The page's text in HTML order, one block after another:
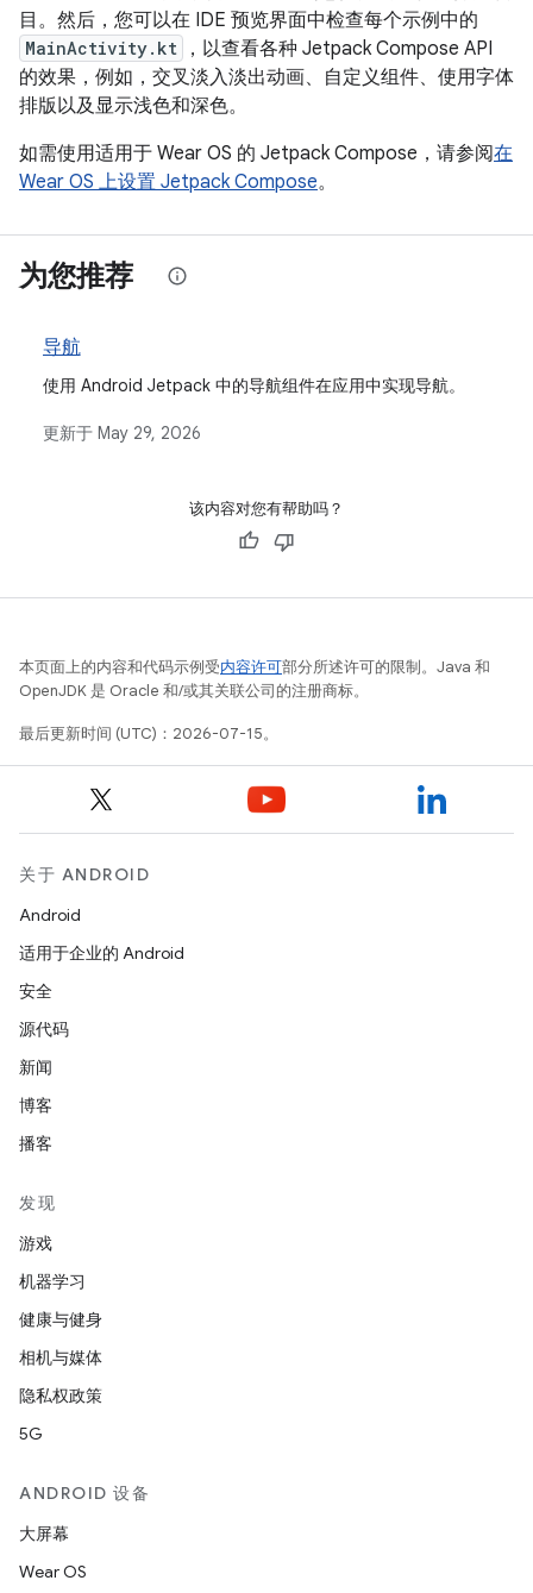
目。然后，您可以在 IDE 预览界面中检查每个示例中的
MainActivity.kt
，以查看各种 Jetpack Compose API
的效果，例如，交叉淡入淡出动画、自定义组件、使用字体
排版以及显示浅色和深色。
如需使用适用于 Wear OS 的 Jetpack Compose，请参阅在
Wear OS 上设置 Jetpack Compose。
为您推荐
导航
使用 Android Jetpack 中的导航组件在应用中实现导航。
更新于 May 29, 2026
该内容对您有帮助吗？
本页面上的内容和代码示例受内容许可部分所述许可的限制。Java 和
OpenJDK 是 Oracle 和/或其关联公司的注册商标。
最后更新时间 (UTC)：2026-07-15。
关于 ANDROID
Android
适用于企业的 Android
安全
源代码
新闻
博客
播客
发现
游戏
机器学习
健康与健身
相机与媒体
隐私权政策
5G
ANDROID 设备
大屏幕
Wear OS